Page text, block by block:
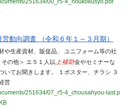
251634/00_r5-4_houkokusyo.pdf
動向調査 （令和６年１～３月期）
や生産資材、販促品、 ユニフォーム等の社
の他＞ エ５１人以上補助金やセミナーな
いてお聞きします。 １ポスター、チラシ ３
営
251634/07_r5-4_chousahyou-last.p